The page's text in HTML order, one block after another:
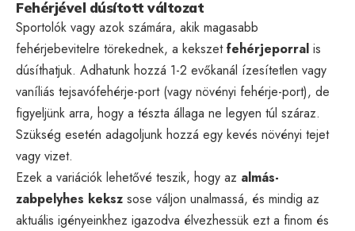
Fehérjével dúsított változat
Sportolók vagy azok számára, akik magasabb
fehérjebevitelre törekednek, a kekszetfehérjeporral is
dúsíthatjuk. Adhatunk hozzá 1-2 evőkanál ízesítetlen vagy
vaníliás tejsavófehérje-port (vagy növényi fehérje-port), de
figyeljünk arra, hogy a tészta állaga ne legyen túl száraz.
Szükség esetén adagoljunk hozzá egy kevés növényi tejet
vagy vizet.
Ezek a variációk lehetővé teszik, hogy az almás-
zabpelyhes keksz sose váljon unalmassá, és mindig az
aktuális igényeinkhez igazodva élvezhessük ezt a finom és